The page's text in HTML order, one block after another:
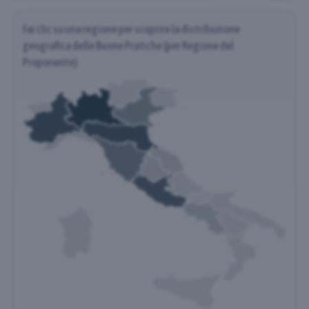
Fai clic su una regione per scoprire la distribuzione
geografica delle Buone Pratiche (per Regione del
Proponente)